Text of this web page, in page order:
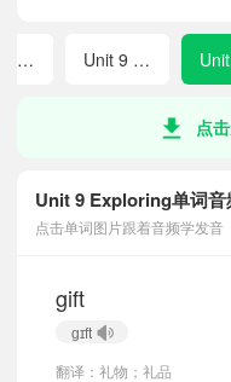
Unit 8 Wrapping Up Unit 9 Preparing
点
Unit 9 Exploring单词音
点击单词图片跟着音频学发音
gift
ɡɪft
翻译：礼物；礼品